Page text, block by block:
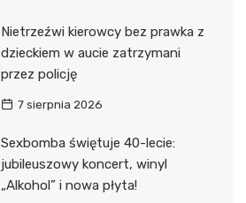
Nietrzeźwi kierowcy bez prawka z
dzieckiem w aucie zatrzymani
przez policję
7 sierpnia 2026
Sexbomba świętuje 40-lecie:
jubileuszowy koncert, winyl
„Alkohol” i nowa płyta!